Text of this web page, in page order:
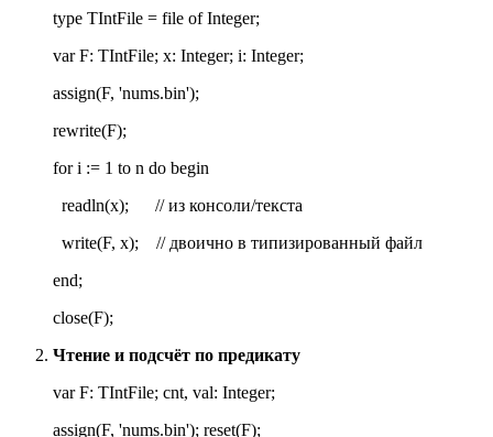
type TIntFile = file of Integer;
var F: TIntFile; x: Integer; i: Integer;
assign(F, 'nums.bin');
rewrite(F);
for i := 1 to n do begin
readln(x); // из консоли/текста
write(F, x); // двоично в типизированный файл
end;
close(F);
Чтение и подсчёт по предикату
var F: TIntFile; cnt, val: Integer;
assign(F, 'nums.bin'); reset(F);